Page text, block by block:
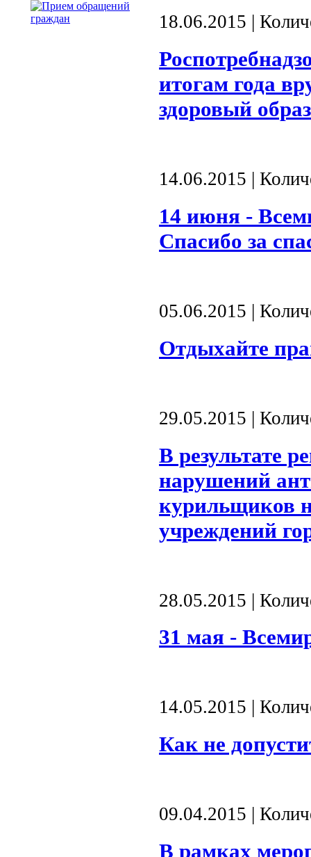
18.06.2015 |
итогам года
здоровый
14.06.2015 |
14 июня -
Спасибо за
05.06.2015 |
Отдыхайте
29.05.2015 |
В результате
нарушений
курильщиков
учреждений
28.05.2015 |
31 мая -
14.05.2015 |
Как не
09.04.2015 |
В рамках